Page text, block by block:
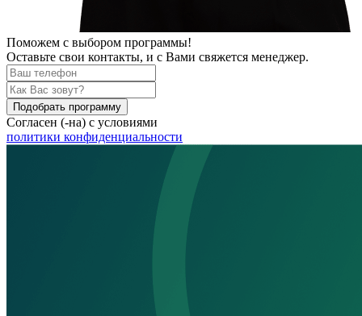
Поможем с выбором программы!
Оставьте свои контакты, и с Вами свяжется менеджер.
Подобрать программу
Согласен (-на) с условиями
политики конфиденциальности